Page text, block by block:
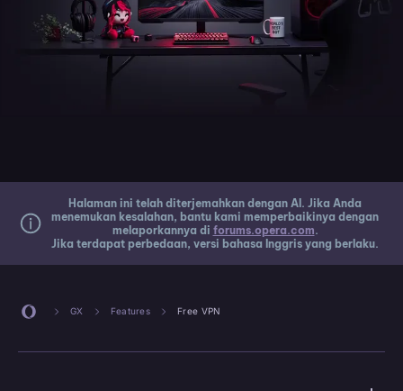
Halaman ini telah diterjemahkan dengan AI. Jika Anda
menemukan kesalahan, bantu kami memperbaikinya dengan
melaporkannya di forums.opera.com.
Jika terdapat perbedaan, versi bahasa Inggris yang berlaku.
GX Features Free VPN